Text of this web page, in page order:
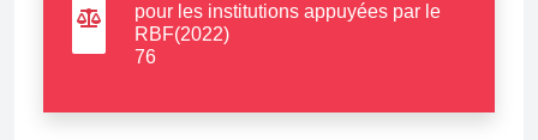
pour les institutions appuyées par le
RBF(2022)
76